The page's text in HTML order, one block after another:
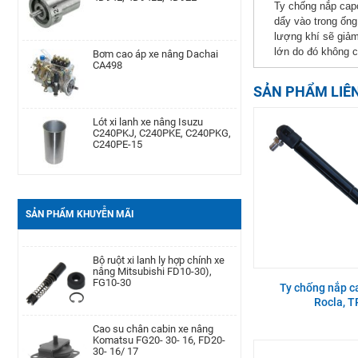
CA498
C240PKJ, C240PKE, C240PKG,
C240PE-15
FB20-30EX8-11
100 * 40 * 1220
7 TEU FB30
SẢN PHẨM KHUYỄN MÃI
Komatsu Kom. FD20-
30/-11/-12/-14/-15/-16/-17,FG20-
TD27, QD32
18T12, FG20-30N5
nâng Mitsubishi FD10-30),
FG10-30
Komatsu FG20- 30- 16, FD20-
30- 16/ 17
Ty chống nắp
dẩy vào trong
lượng khí sẽ
lớn do đó không
SẢN PHẨM
Ty chống nắp
Rocla,